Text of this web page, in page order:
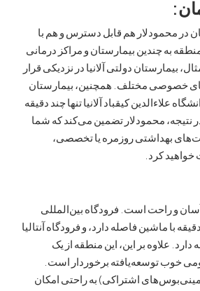
هم قابل دسترس و هم با
بیمارستان و مراکز درمانی
دولتی آلانیا در نزدیکی قرار
مختلف. همچنین، بیمارستان
کیقباد آلانیا تنها چند دقیقه
تضمین می‌کند که شما
روزمره یا تخصصی،
است. فرودگاه بین‌المللی
۳۰ دقیقه با ماشین فاصله دارد، و فرودگاه آنتالیا
بر این، این منطقه از یک
برخوردار است.
به راحتی امکان